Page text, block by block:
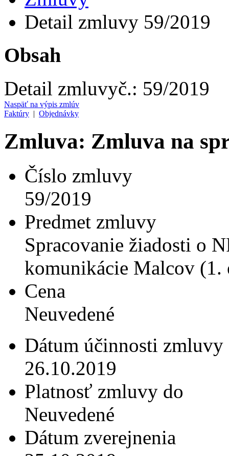
Detail zmluvy 59/2019
Obsah
Detail zmluvyč.: 59/2019
Naspäť na výpis zmlúv
Faktúry | Objednávky
Zmluva: Zmluva na
Číslo zmluvy
59/2019
Predmet zmluvy
Spracovanie žiadosti o
komunikácie Malcov (1.
Cena
Neuvedené
Dátum účinnosti zmluvy
26.10.2019
Platnosť zmluvy do
Neuvedené
Dátum zverejnenia